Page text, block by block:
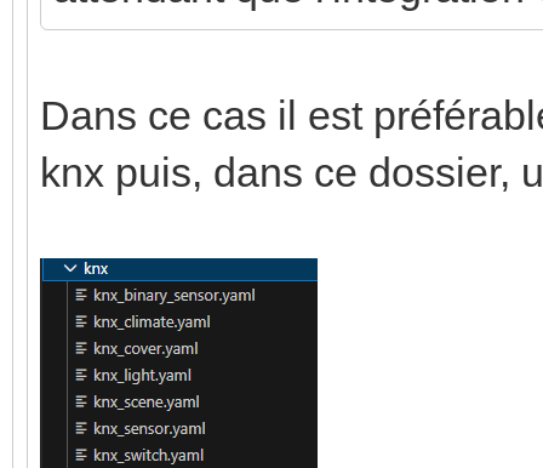
Dans ce cas il est
knx puis, dans ce dossier,